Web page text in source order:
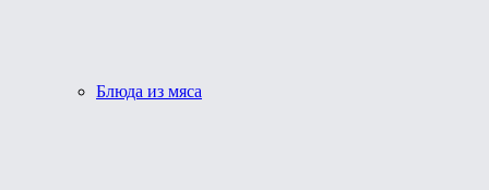
Блюда из мяса